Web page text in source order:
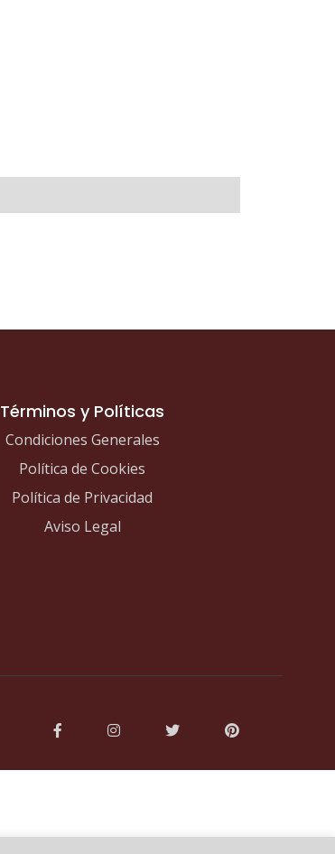
Términos y Políticas
Condiciones Generales
Política de Cookies
Política de Privacidad
Aviso Legal